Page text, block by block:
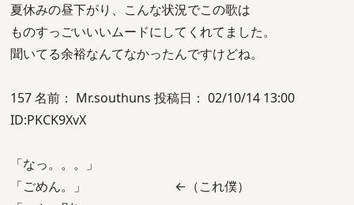
夏休みの昼下がり、こんな状況でこの歌は
ものすっごいいいムードにしてくれてました。
聞いてる余裕なんてなかったんですけどね。
157 名前： Mr.southuns 投稿日： 02/10/14 13:00
ID:PKCK9XvX
「なっ。。。」
「ごめん。」 ←（これ僕）